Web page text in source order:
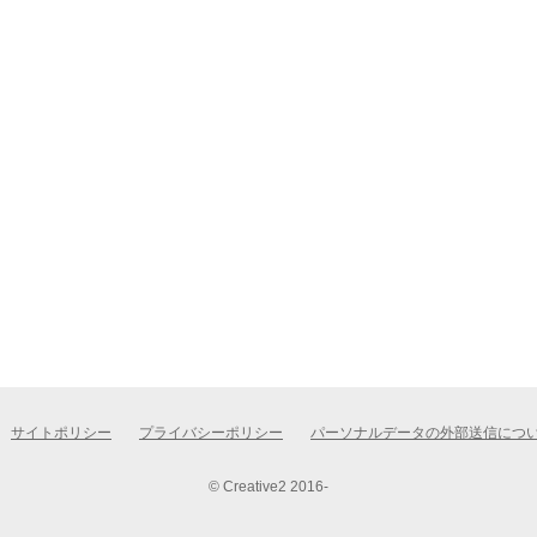
サイトポリシー プライバシーポリシー パーソナルデータの外部送信につ
© Creative2 2016-